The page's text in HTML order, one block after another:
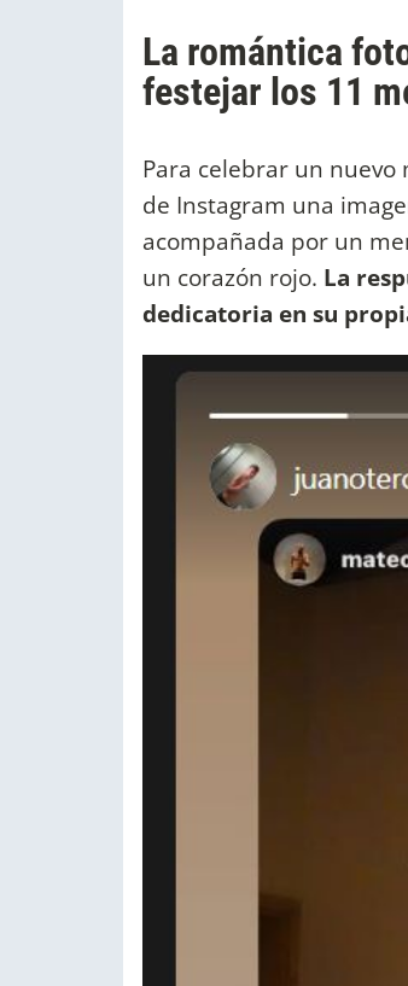
La romántica
festejar los 11
Para celebrar un nuevo
de Instagram una
acompañada por un
un corazón rojo. La
dedicatoria en su